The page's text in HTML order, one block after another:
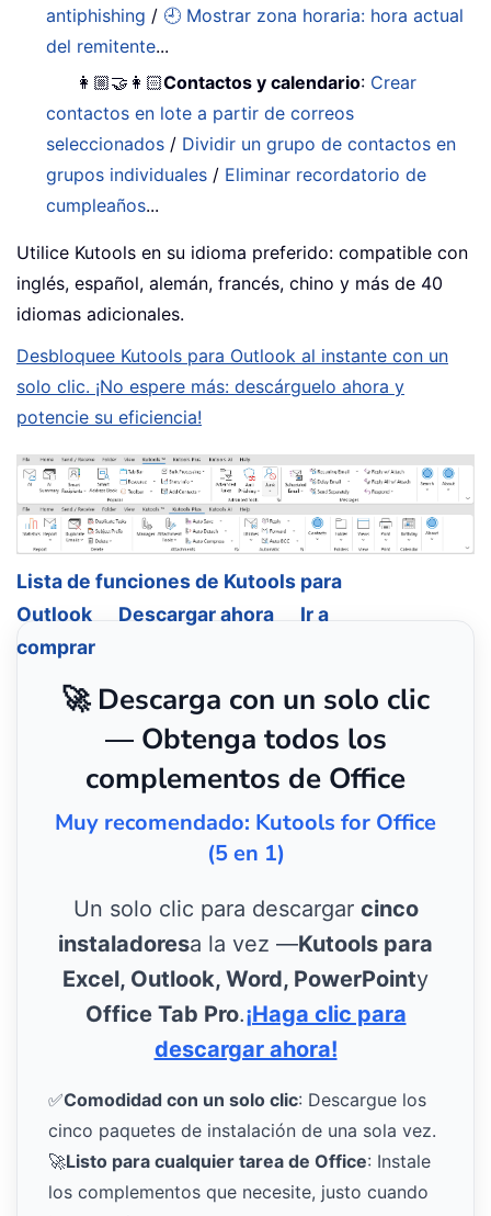
antiphishing / 🕘 Mostrar zona horaria: hora actual
del remitente...
👩🏼‍🤝‍👩🏻Contactos y calendario: Crear
contactos en lote a partir de correos
seleccionados / Dividir un grupo de contactos en
grupos individuales / Eliminar recordatorio de
cumpleaños...
Utilice Kutools en su idioma preferido: compatible con
inglés, español, alemán, francés, chino y más de 40
idiomas adicionales.
Desbloquee Kutools para Outlook al instante con un
solo clic. ¡No espere más: descárguelo ahora y
potencie su eficiencia!
Lista de funciones de Kutools para
Outlook
Descargar ahora
Ir a
comprar
🚀 Descarga con un solo clic
— Obtenga todos los
complementos de Office
Muy recomendado: Kutools for Office
(5 en 1)
Un solo clic para descargar cinco
instaladoresa la vez —Kutools para
Excel, Outlook, Word, PowerPointy
Office Tab Pro.¡Haga clic para
descargar ahora!
✅Comodidad con un solo clic: Descargue los
cinco paquetes de instalación de una sola vez.
🚀Listo para cualquier tarea de Office: Instale
los complementos que necesite, justo cuando